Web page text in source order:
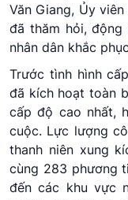
Văn Giang, Ủy
đã thăm hỏi,
nhân dân khắc
Trước tình hình
đã kích hoạt toàn
cấp độ cao nhất,
cuộc. Lực lượng
thanh niên xung
cùng 283 phương
đến các khu vực